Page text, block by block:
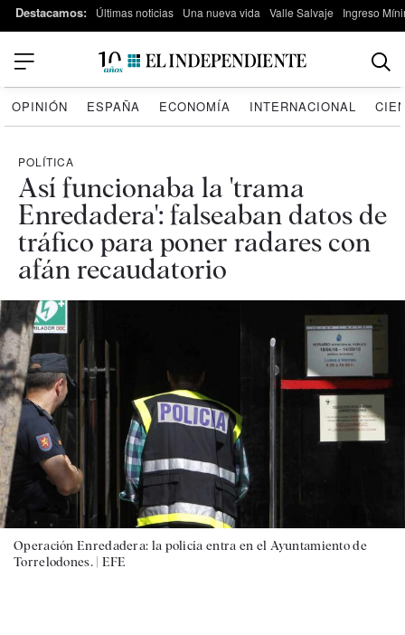
Destacamos: Últimas noticias Una nueva vida Valle Salvaje Ingreso
OPINIÓN ESPAÑA ECONOMÍA INTERNACIONAL
POLÍTICA
Así funcionaba la 'trama
Enredadera': falseaban datos de
tráfico para poner radares con
afán recaudatorio
Operación Enredadera: la policía entra en el Ayuntamiento de
Torrelodones. | EFE